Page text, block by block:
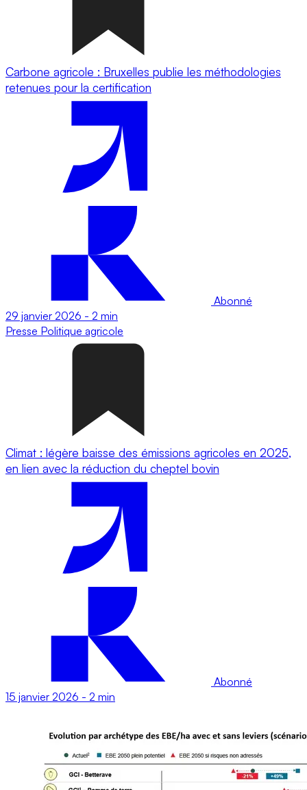
Carbone agricole : Bruxelles publie les méthodologies
retenues pour la certification
Abonné
29 janvier 2026 - 2 min
Presse Politique agricole
Climat : légère baisse des émissions agricoles en 2025,
en lien avec la réduction du cheptel bovin
Abonné
15 janvier 2026 - 2 min